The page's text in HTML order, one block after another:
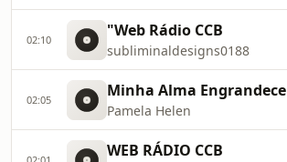
02:10 "Web Rádio CCB
subliminaldesigns0188
02:05 Minha Alma Engrandece
Pamela Helen
02:01 WEB RÁDIO CCB